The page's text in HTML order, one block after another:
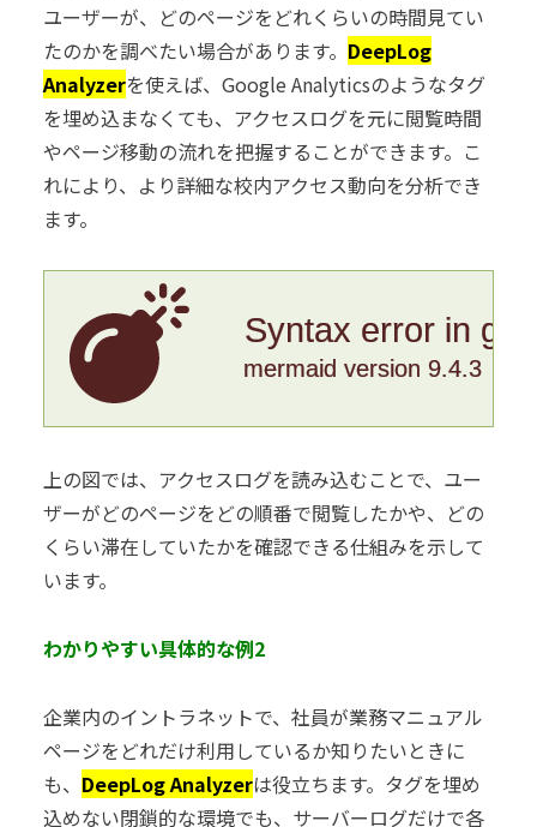
ユーザーが、どのページをどれくらいの時間見てい
たのかを調べたい場合があります。 DeepLog
Analyzerを使えば、Google Analyticsのようなタグ
を埋め込まなくても、アクセスログを元に閲覧時間
やページ移動の流れを把握することができます。こ
れにより、より詳細な校内アクセス動向を分析でき
ます。
Syntax error in
mermaid version 9.4.3
上の図では、アクセスログを読み込むことで、ユー
ザーがどのページをどの順番で閲覧したかや、どの
くらい滞在していたかを確認できる仕組みを示して
います。
わかりやすい具体的な例2
企業内のイントラネットで、社員が業務マニュアル
ページをどれだけ利用しているか知りたいときに
も、 DeepLog Analyzerは役立ちます。タグを埋め
込めない閉鎖的な環境でも、サーバーログだけで各